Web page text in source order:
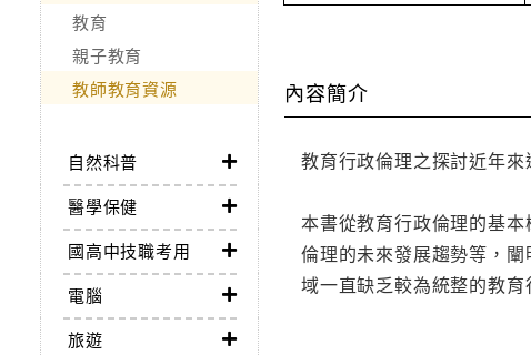
教育
親子教育
教師教育資源
自然科普
醫學保健
國高中技職考用
電腦
旅遊
內容簡介
教育行政倫理之探討近年
本書從教育行政倫理的基
倫理的未來發展趨勢等，
域一直缺乏較為統整的教